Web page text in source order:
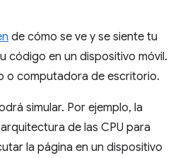
de cómo se ve y se siente tu
código en un dispositivo móvil.
o computadora de escritorio.
simular. Por ejemplo, la
de las CPU para
la página en un dispositivo